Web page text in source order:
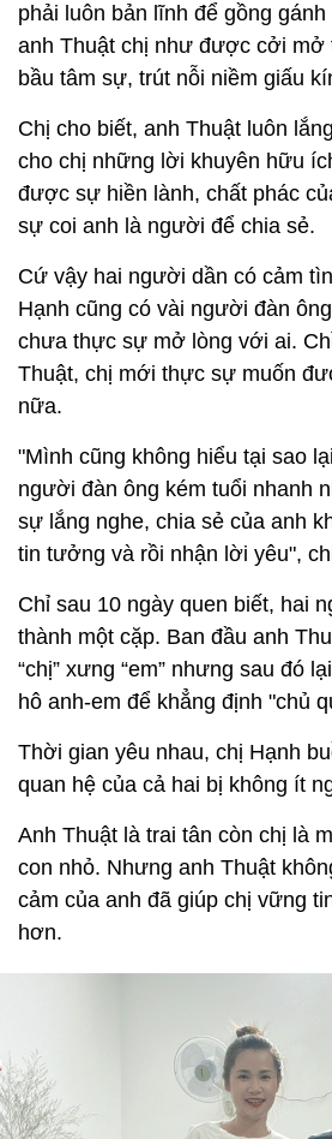
phải luôn bản lĩnh để gồng
anh Thuật chị như được cởi mở
bầu tâm sự, trút nỗi niềm giấu
Chị cho biết, anh Thuật luôn
cho chị những lời khuyên hữu
được sự hiền lành, chất phác
sự coi anh là người để chia sẻ.
Cứ vậy hai người dần có cảm
Hạnh cũng có vài người đàn
chưa thực sự mở lòng với ai.
Thuật, chị mới thực sự muốn
nữa.
"Mình cũng không hiểu tại sao
người đàn ông kém tuổi nhanh
sự lắng nghe, chia sẻ của anh
tin tưởng và rồi nhận lời yêu",
Chỉ sau 10 ngày quen biết, hai
thành một cặp. Ban đầu anh
“chị” xưng “em” nhưng sau đó
hô anh-em để khẳng định "chủ
Thời gian yêu nhau, chị Hạnh
quan hệ của cả hai bị không ít
Anh Thuật là trai tân còn chị là
con nhỏ. Nhưng anh Thuật
cảm của anh đã giúp chị vững
hơn.